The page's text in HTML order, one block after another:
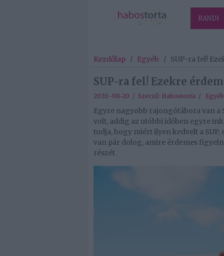
RANDI
Kezdőlap / Egyéb / SUP-ra fel!
SUP-ra fel! Ezekre
2020-08-20 / Szerző: Habostorta / Egyéb
Egyre nagyobb rajongótábora van a
volt, addig az utóbbi időben egyre
tudja, hogy miért ilyen kedvelt a
van pár dolog, amire érdemes
részét.